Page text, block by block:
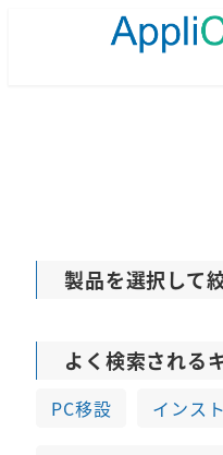
製品を選択して
よく検索される
PC移設 インス